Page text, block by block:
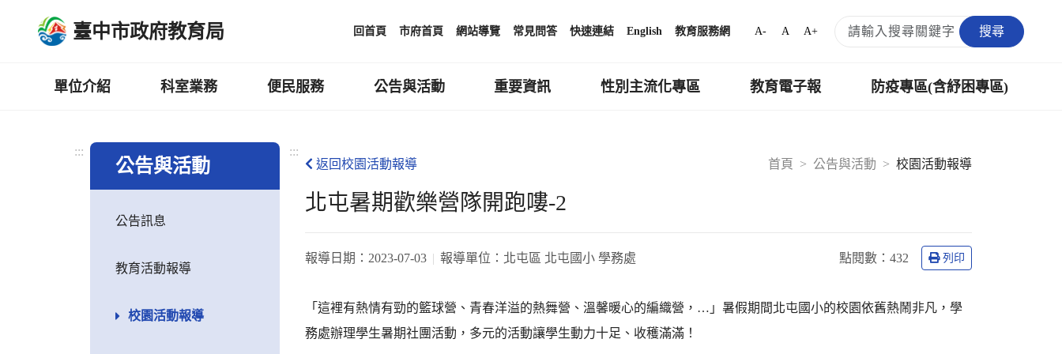
臺中市政府教育局 回首頁 市府首頁 網站導覽 常見問答 快速連結 English 教育服務網 A- A A+ 搜尋
單位介紹 科室業務 便民服務 公告與活動 重要資訊 性別主流化專區 教育電子報 防疫專區(含紓困專區)
:::
公告與活動
公告訊息
教育活動報導
校園活動報導
:::
首頁
公告與活動 校園活動報導
返回校園活動報導
北屯暑期歡樂營隊開跑嘍-2
報導日期： 2023-07-03 報導單位： 北屯區 北屯國小 學務處 點閱數： 432 列印
「這裡有熱情有勁的籃球營、青春洋溢的熱舞營、溫馨暖心的編織營，…」暑假期間北屯國小的校園依舊熱鬧非凡，學
務處辦理學生暑期社團活動，多元的活動讓學生動力十足、收穫滿滿！